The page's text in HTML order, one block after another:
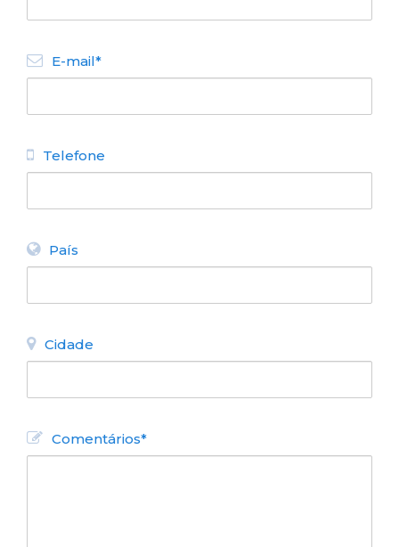
+5491161506911
E-mail*
Telefone
País
Cidade
Comentários*